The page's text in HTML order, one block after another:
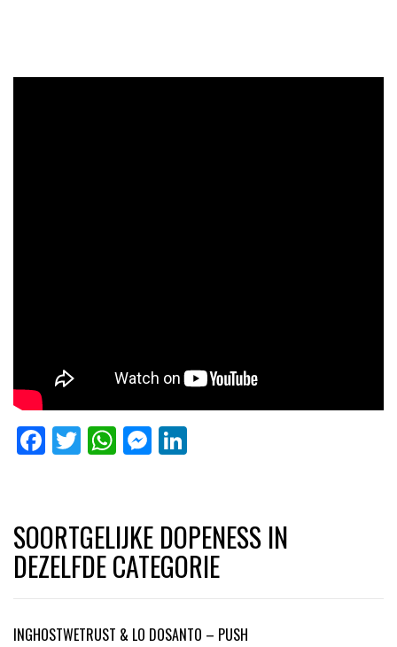
Facebook
Twitter
WhatsApp
Messenger
SOORTGELIJKE DOPENESS IN
DEZELFDE CATEGORIE
INGHOSTWETRUST & LO DOSANTO – PUSH